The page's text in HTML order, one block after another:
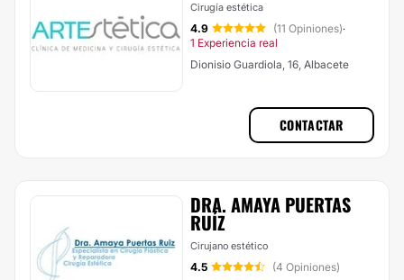
Cirugía estética
4.9 (11 Opiniones)·
1 Experiencia real
Dionisio Guardiola, 16, Albacete
CONTACTAR
DRA. AMAYA PUERTAS
RUÍZ
Cirujano estético
4.5
(4 Opiniones)